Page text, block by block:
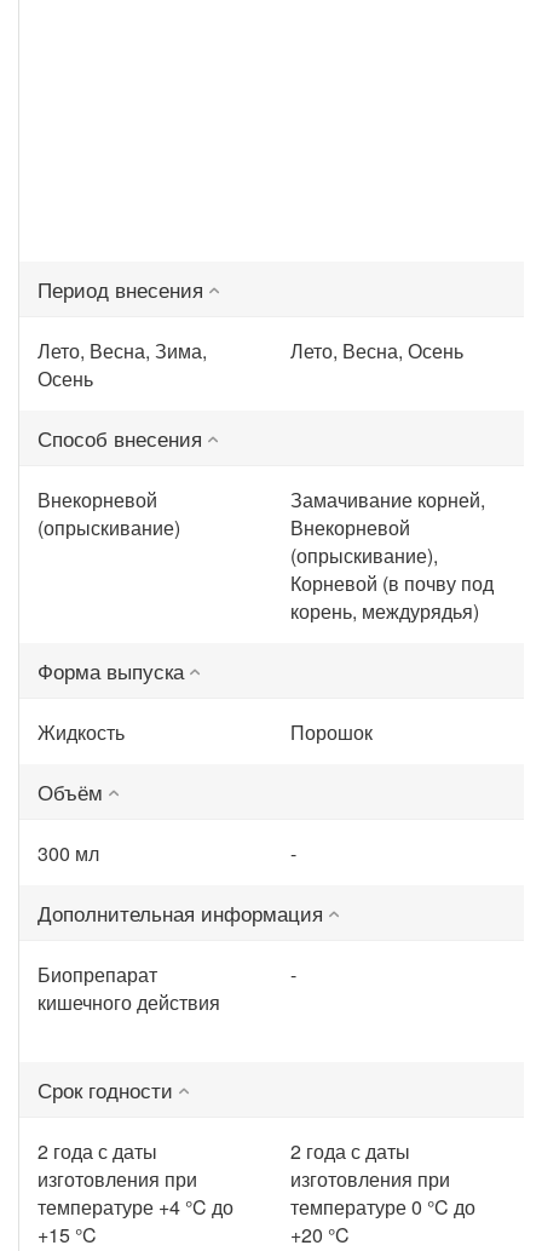
Период внесения
Лето, Весна, Зима,
Осень
Лето, Весна, Осень
Способ внесения
Внекорневой
(опрыскивание)
Замачивание корней,
Внекорневой
(опрыскивание),
Корневой (в почву под
корень, междурядья)
Форма выпуска
Жидкость Порошок
Объём
300 мл -
Дополнительная информация
Биопрепарат
кишечного действия
-
Срок годности
2 года с даты
изготовления при
температуре +4 °C до
+15 °C
2 года с даты
изготовления при
температуре 0 °C до
+20 °C